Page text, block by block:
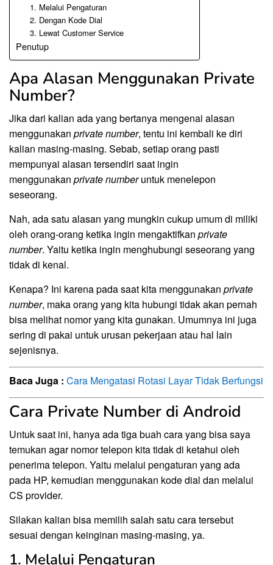
1. Melalui Pengaturan
2. Dengan Kode Dial
3. Lewat Customer Service
Penutup
Apa Alasan Menggunakan Private
Number?
Jika dari kalian ada yang bertanya mengenai alasan
menggunakan private number, tentu ini kembali ke diri
kalian masing-masing. Sebab, setiap orang pasti
mempunyai alasan tersendiri saat ingin
menggunakan private numberuntuk menelepon
seseorang.
Nah, ada satu alasan yang mungkin cukup umum di miliki
oleh orang-orang ketika ingin mengaktifkan private
number. Yaitu ketika ingin menghubungi seseorang yang
tidak di kenal.
Kenapa? Ini karena pada saat kita menggunakan private
number, maka orang yang kita hubungi tidak akan pernah
bisa melihat nomor yang kita gunakan. Umumnya ini juga
sering di pakai untuk urusan pekerjaan atau hal lain
sejenisnya.
Baca Juga : Cara Mengatasi Rotasi Layar Tidak Berfungsi
Cara Private Number di Android
Untuk saat ini, hanya ada tiga buah cara yang bisa saya
temukan agar nomor telepon kita tidak di ketahui oleh
penerima telepon. Yaitu melalui pengaturan yang ada
pada HP, kemudian menggunakan kode dial dan melalui
CS provider.
Silakan kalian bisa memilih salah satu cara tersebut
sesuai dengan keinginan masing-masing, ya.
1. Melalui Pengaturan